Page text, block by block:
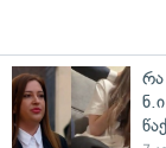
რა